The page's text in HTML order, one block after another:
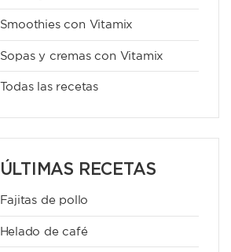
Smoothies con Vitamix
Sopas y cremas con Vitamix
Todas las recetas
ÚLTIMAS RECETAS
Fajitas de pollo
Helado de café